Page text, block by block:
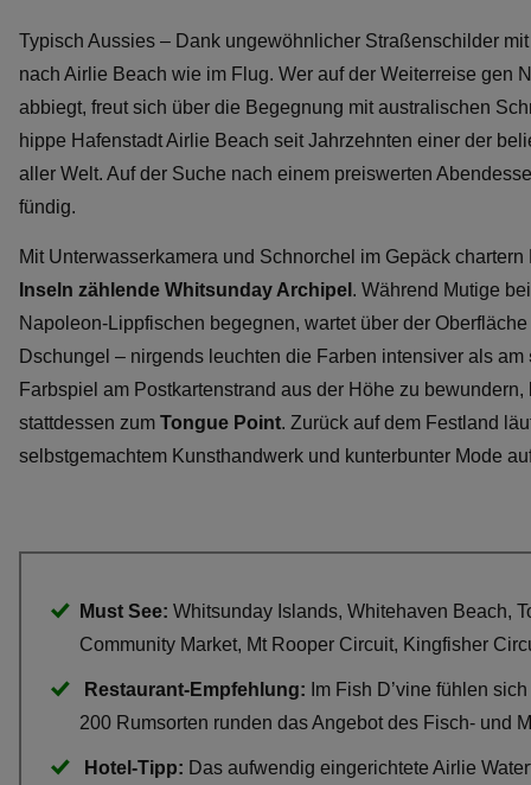
Typisch Aussies – Dank ungewöhnlicher Straßenschilder
nach Airlie Beach wie im Flug. Wer auf der Weiterreise gen
abbiegt, freut sich über die Begegnung mit australischen
hippe Hafenstadt Airlie Beach seit Jahrzehnten einer der
aller Welt. Auf der Suche nach einem preiswerten
fündig.
Mit Unterwasserkamera und Schnorchel im Gepäck
Inseln zählende Whitsunday Archipel . Während Mutige
Napoleon-Lippfischen begegnen, wartet über der
Dschungel – nirgends leuchten die Farben intensiver als am
Farbspiel am Postkartenstrand aus der Höhe zu
stattdessen zum Tongue Point. Zurück auf dem Festland
selbstgemachtem Kunsthandwerk und kunterbunter Mode
Must See: Whitsunday Islands, Whitehaven Beach,
Community Market, Mt Rooper Circuit, Kingfisher
Restaurant-Empfehlung: Im Fish D’vine fühlen
200 Rumsorten runden das Angebot des Fisch- und
Hotel-Tipp: Das aufwendig eingerichtete Airlie